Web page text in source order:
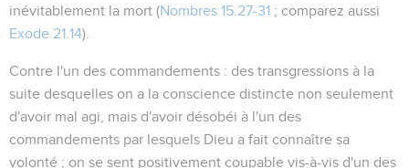
inévitablement la mort (Nombres 15.27-31 ; comparez aussi
Exode 21.14).
Contre l'un des commandements : des transgressions à la
suite desquelles on a la conscience distincte non seulement
d'avoir mal agi, mais d'avoir désobéi à l'un des
commandements par lesquels Dieu a fait connaître sa
volonté ; on se sent positivement coupable vis-à-vis d'un des